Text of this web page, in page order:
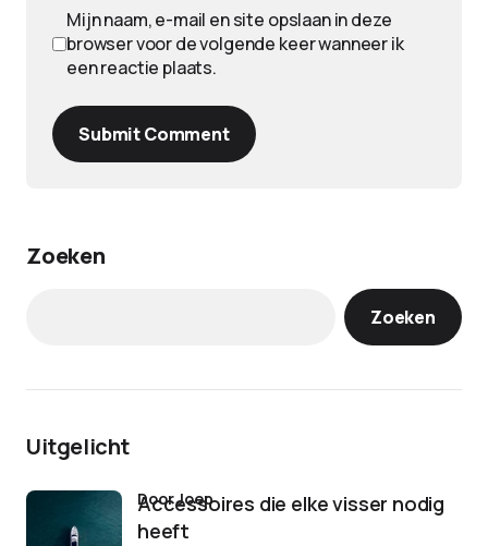
Mijn naam, e-mail en site opslaan in deze
browser voor de volgende keer wanneer ik
een reactie plaats.
Submit Comment
Zoeken
Zoeken
Uitgelicht
Accessoires die elke visser nodig
heeft
door Joep